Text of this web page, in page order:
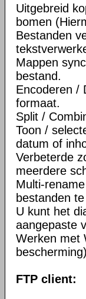
Uitgebreid
bomen
Bestanden
Mappen
bestand.
Encoderen /
formaat.
Split /
Toon /
datum of
Verbeterde
meerdere
Multi-
bestanden
U kunt het
aangepaste
Werken met
bescherming)
FTP client: